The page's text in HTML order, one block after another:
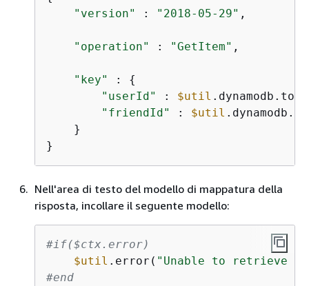
"version"
: "2018-05-29" ,
"operation" : "GetItem" ,
"key" : {
"userId"
: $util
"friendId"
: $util
    }
}
Nell'area di testo del modello di mappatura della
risposta, incollare il seguente modello:
#if($ctx.error)
$util .error( "Unable to retrieve
#end